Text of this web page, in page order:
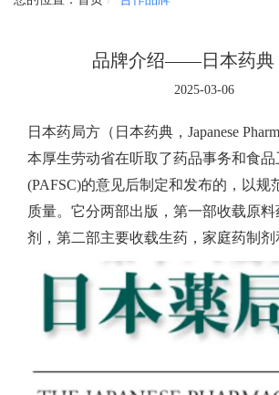
品牌介绍——日本药典
2025-03-06
日本药局方（日本药典，Japanese
本厚生劳动省在听取了药品事务和食品
(PAFSC)的意见后制定和发布的，以规
质量。它分两部出版，第一部收载原料
剂，第二部主要收载生药，家庭药制剂